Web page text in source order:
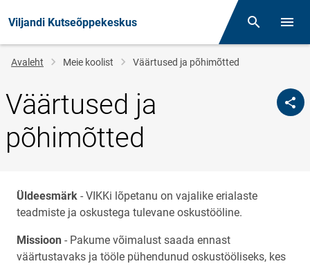
Viljandi Kutseõppekeskus Otsing
Jälglink
Avaleht Meie koolist Väärtused ja põhimõtted
Väärtused ja
põhimõtted
Üldeesmärk - VIKKi lõpetanu on vajalike erialaste
teadmiste ja oskustega tulevane oskustööline.
Missioon - Pakume võimalust saada ennast
väärtustavaks ja tööle pühendunud oskustööliseks, kes